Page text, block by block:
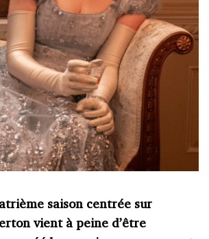
saison centrée sur
vient à peine d’être